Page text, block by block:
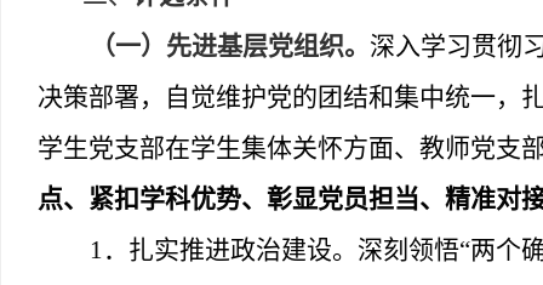
（一）先进基层党组织。 深入学习贯彻
决策部署，自觉维护党的团结和集中统一，
学生党支部在学生集体关怀方面、教师党支
点、紧扣学科优势、彰显党员担当、精准对
1．扎实推进政治建设。深刻领悟“两个